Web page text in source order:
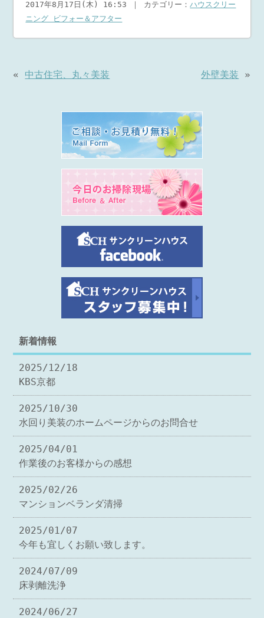
2017年8月17日(木) 16:53 ｜ カテゴリー：ハウスクリー
ニング ビフォー＆アフター
« 中古住宅、丸々美装 外壁美装 »
新着情報
2025/12/18
KBS京都
2025/10/30
水回り美装のホームページからのお問合せ
2025/04/01
作業後のお客様からの感想
2025/02/26
マンションベランダ清掃
2025/01/07
今年も宜しくお願い致します。
2024/07/09
床剥離洗浄
2024/06/27